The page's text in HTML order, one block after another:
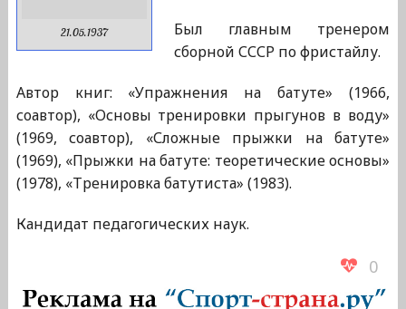
21.05.1937
Был главным тренером
сборной СССР по фристайлу.
Автор книг: «Упражнения на батуте» (1966,
соавтор), «Основы тренировки прыгунов в воду»
(1969, соавтор), «Сложные прыжки на батуте»
(1969), «Прыжки на батуте: теоретические основы»
(1978), «Тренировка батутиста» (1983).
Кандидат педагогических наук.
0